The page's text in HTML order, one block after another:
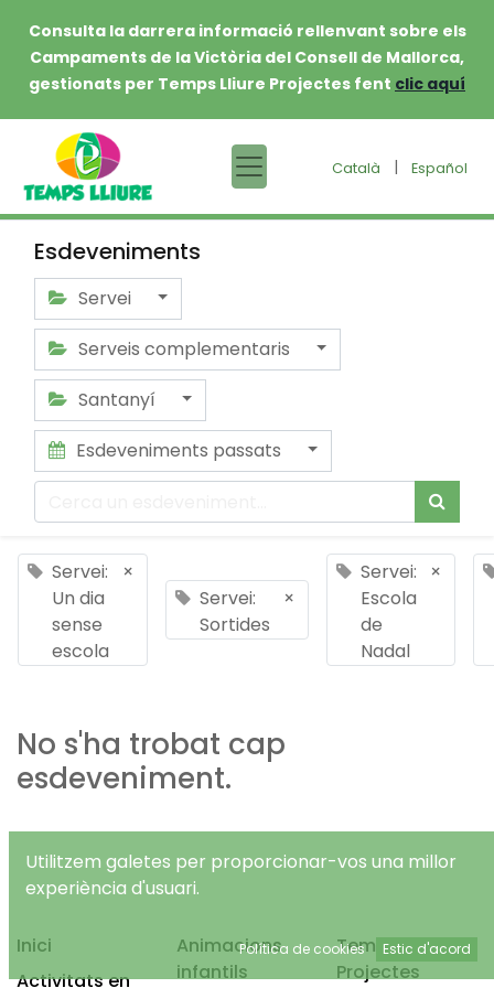
Consulta la darrera informació rellenvant sobre els
Campaments de la Victòria del Consell de Mallorca,
gestionats per Temps Lliure Projectes fent clic aquí
Català | Español
Esdeveniments
Servei
Serveis complementaris
Santanyí
Esdeveniments passats
Servei:
Un dia
sense
escola
×
Servei:
Sortides
×
Servei:
Escola
de
Nadal
×
No s'ha trobat cap
esdeveniment.
Inici
Activitats en
Animacions
infantils
Temps Lliure
Projectes
Utilitzem galetes per proporcionar-vos una millor
experiència d'usuari.
Política de cookies Estic d'acord